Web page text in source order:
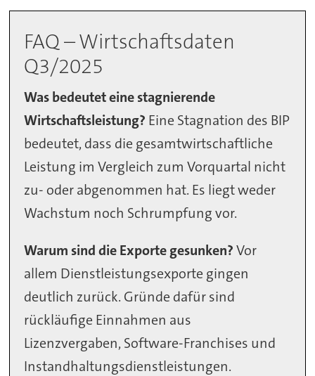
FAQ – Wirtschaftsdaten
Q3/2025
Was bedeutet eine stagnierende
Wirtschaftsleistung? Eine Stagnation des BIP
bedeutet, dass die gesamtwirtschaftliche
Leistung im Vergleich zum Vorquartal nicht
zu- oder abgenommen hat. Es liegt weder
Wachstum noch Schrumpfung vor.
Warum sind die Exporte gesunken?Vor
allem Dienstleistungsexporte gingen
deutlich zurück. Gründe dafür sind
rückläufige Einnahmen aus
Lizenzvergaben, Software-Franchises und
Instandhaltungsdienstleistungen.